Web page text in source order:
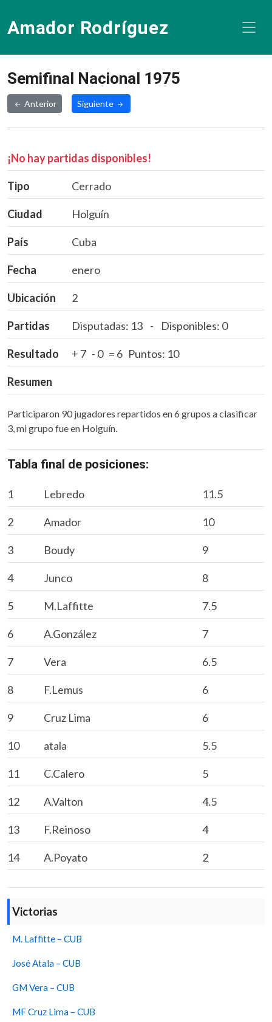
Amador Rodríguez
Semifinal Nacional 1975
Anterior Siguiente
¡No hay partidas disponibles!
Tipo Cerrado
Ciudad Holguín
País Cuba
Fecha enero
Ubicación 2
Partidas Disputadas: 13 - Disponibles: 0
Resultado + 7 - 0 = 6 Puntos: 10
Resumen
Participaron 90 jugadores repartidos en 6 grupos a clasificar
3, mi grupo fue en Holguín.
Tabla final de posiciones:
1 Lebredo 11.5
2 Amador 10
3 Boudy 9
4 Junco 8
5 M.Laffitte 7.5
6 A.González 7
7 Vera 6.5
8 F.Lemus 6
9 Cruz Lima 6
10 atala 5.5
11 C.Calero 5
12 A.Valton 4.5
13 F.Reinoso 4
14 A.Poyato 2
Victorias
M. Laffitte – CUB
José Atala – CUB
GM Vera – CUB
MF Cruz Lima – CUB